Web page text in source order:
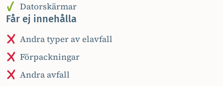
Datorskärmar
Får ej innehålla
Andra typer av elavfall
Förpackningar
Andra avfall